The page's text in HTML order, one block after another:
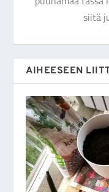
siitä
AIHEESEEN